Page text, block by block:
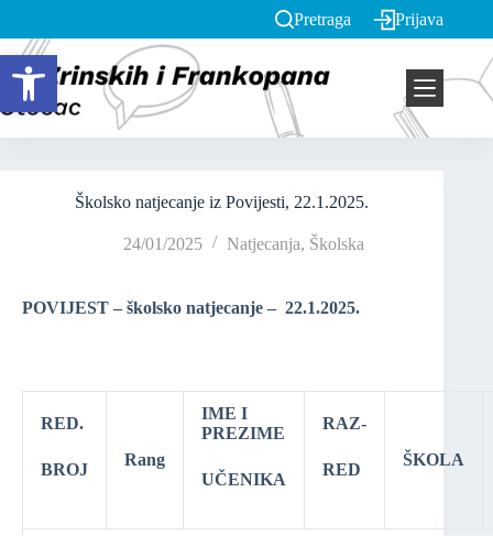
Open toolbar
Pretraga Prijava
Školsko natjecanje iz Povijesti, 22.1.2025.
24/01/2025 Natjecanja, Školska
POVIJEST – školsko natjecanje – 22.1.2025.
RED.
BROJ
Rang
IME I
PREZIME
UČENIKA
RAZ-
RED
ŠKOLA